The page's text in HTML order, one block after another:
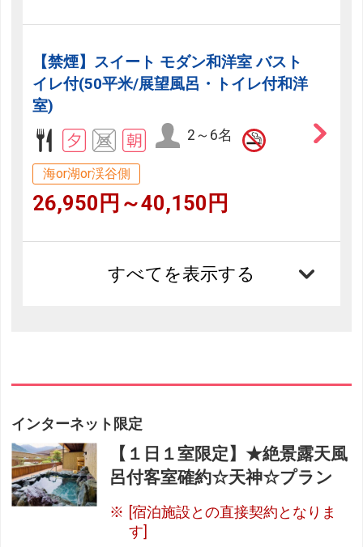
【禁煙】スイート モダン和洋室 バスト
イレ付(50平米/展望風呂・トイレ付和洋
室)
2～6名
海or湖or渓谷側
26,950円～40,150円
すべてを表示する
インターネット限定
【１日１室限定】★絶景露天風
呂付客室確約☆天神☆プラン
[宿泊施設との直接契約となりま
す]